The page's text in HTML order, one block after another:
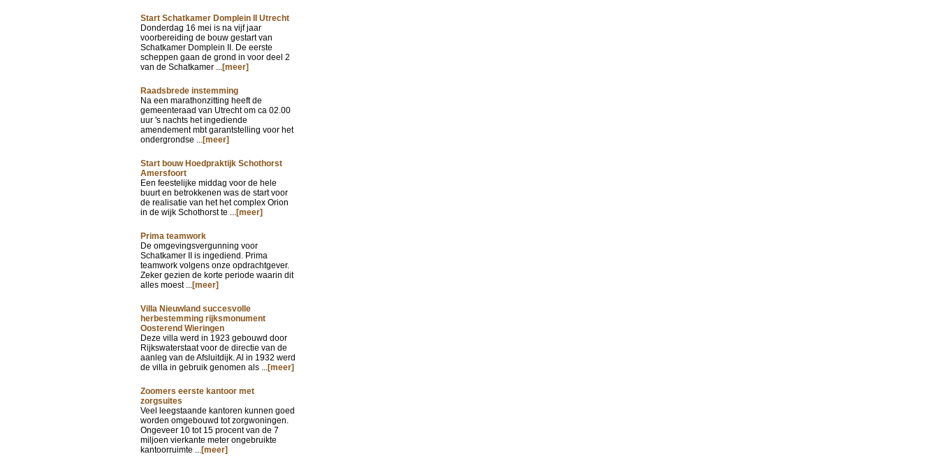
Start Schatkamer Domplein II Utrecht
Donderdag 16 mei is na vijf jaar
voorbereiding de bouw gestart van
Schatkamer Domplein II. De eerste
scheppen gaan de grond in voor deel 2
van de Schatkamer ...[meer]
Raadsbrede instemming
Na een marathonzitting heeft de
gemeenteraad van Utrecht om ca 02.00
uur 's nachts het ingediende
amendement mbt garantstelling voor het
ondergrondse ...[meer]
Start bouw Hoedpraktijk Schothorst
Amersfoort
Een feestelijke middag voor de hele
buurt en betrokkenen was de start voor
de realisatie van het het complex Orion
in de wijk Schothorst te ...[meer]
Prima teamwork
De omgevingsvergunning voor
Schatkamer II is ingediend. Prima
teamwork volgens onze opdrachtgever.
Zeker gezien de korte periode waarin dit
alles moest ...[meer]
Villa Nieuwland succesvolle
herbestemming rijksmonument
Oosterend Wieringen
Deze villa werd in 1923 gebouwd door
Rijkswaterstaat voor de directie van de
aanleg van de Afsluitdijk. Al in 1932 werd
de villa in gebruik genomen als ...[meer]
Zoomers eerste kantoor met
zorgsuites
Veel leegstaande kantoren kunnen goed
worden omgebouwd tot zorgwoningen.
Ongeveer 10 tot 15 procent van de 7
miljoen vierkante meter ongebruikte
kantoorruimte ...[meer]